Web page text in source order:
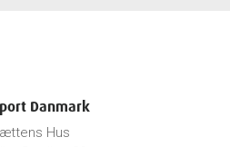
Danmark
Hus